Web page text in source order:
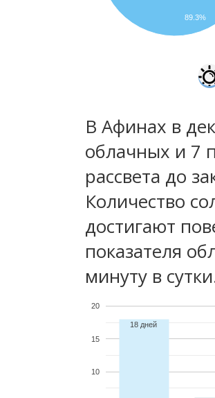
89.3%
В Афинах в
облачных и 7
рассвета до
Количество
достигают
показателя
минуту в
10
15
20
18 дней